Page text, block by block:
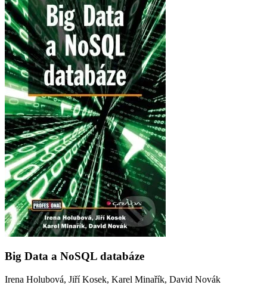
Big Data a NoSQL databáze
Irena Holubová, Jiří Kosek, Karel Minařík, David Novák